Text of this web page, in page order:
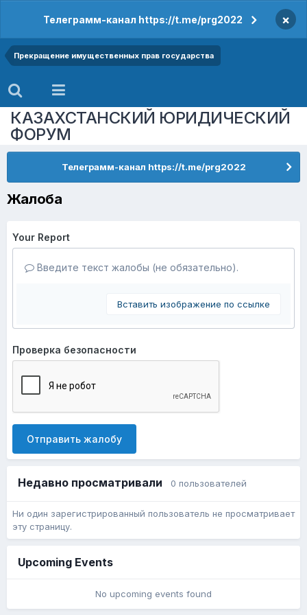
Телеграмм-канал https://t.me/prg2022 ×
Прекращение имущественных прав государства
КАЗАХСТАНСКИЙ ЮРИДИЧЕСКИЙ
ФОРУМ
Телеграмм-канал https://t.me/prg2022
Жалоба
Your Report
Введите текст жалобы (не обязательно).
Вставить изображение по ссылке
Проверка безопасности
Отправить жалобу
Недавно просматривали 0 пользователей
Ни один зарегистрированный пользователь не просматривает
эту страницу.
Upcoming Events
No upcoming events found